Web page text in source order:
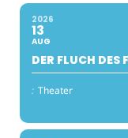
2026
13
AUG
DER FLUCH DES
: Theater